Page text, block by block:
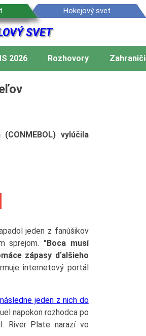
2026 Rozhovory
vylúčila
jeden z fanúšikov
sprejom. "Boca musí
zápasy ďalšieho
internetový portál
následne jeden z nich do
napokon rozhodca po
River Plate narazí vo